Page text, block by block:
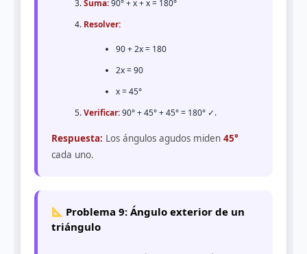
Suma:90° + x + x = 180°
Resolver:
90 + 2x = 180
2x = 90
x = 45°
Verificar:90° + 45° + 45° = 180° ✓.
Respuesta: Los ángulos agudos miden 45°
cada uno.
Problema 9: Ángulo exterior de un
triángulo